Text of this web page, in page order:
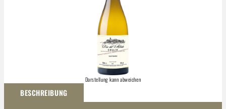
Darstellung kann abweichen
BESCHREIBUNG